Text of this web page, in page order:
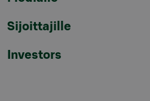
Sijoittajille
Investors